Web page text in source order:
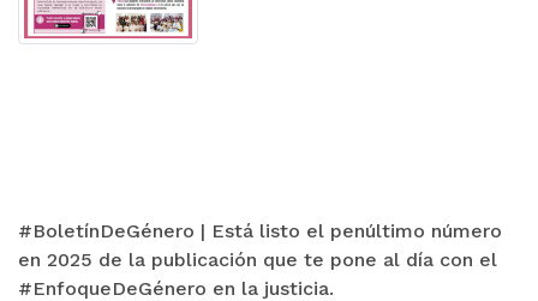
#BoletínDeGénero | Está listo el penúltimo número
en 2025 de la publicación que te pone al día con el
#EnfoqueDeGénero en la justicia.